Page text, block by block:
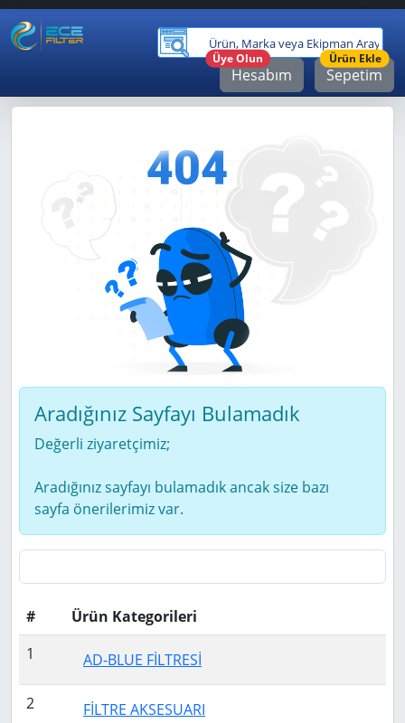
Hesabım
Üye Olun
Sepetim
Ürün Ekle
Aradığınız Sayfayı Bulamadık
Değerli ziyaretçimiz;
Aradığınız sayfayı bulamadık ancak size bazı
sayfa önerilerimiz var.
#
Ürün Kategorileri
1
AD-BLUE FİLTRESİ
2 FİLTRE AKSESUARI